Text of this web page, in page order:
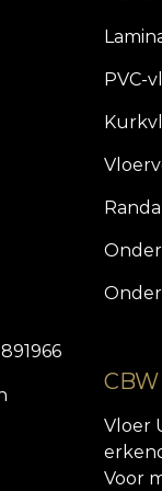
PVC-
Vloer
Voor